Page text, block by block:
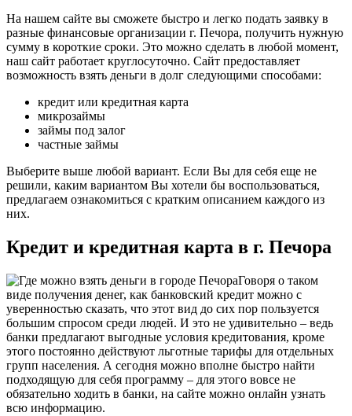
На нашем сайте вы сможете быстро и легко подать заявку в
разные финансовые организации г. Печора, получить нужную
сумму в короткие сроки. Это можно сделать в любой момент,
наш сайт работает круглосуточно. Сайт предоставляет
возможность взять деньги в долг следующими способами:
кредит или кредитная карта
микрозаймы
займы под залог
частные займы
Выберите выше любой вариант. Если Вы для себя еще не
решили, каким вариантом Вы хотели бы воспользоваться,
предлагаем ознакомиться с кратким описанием каждого из
них.
Кредит и кредитная карта в г. Печора
Говоря о таком
виде получения денег, как банковский кредит можно с
уверенностью сказать, что этот вид до сих пор пользуется
большим спросом среди людей. И это не удивительно – ведь
банки предлагают выгодные условия кредитования, кроме
этого постоянно действуют льготные тарифы для отдельных
групп населения. А сегодня можно вполне быстро найти
подходящую для себя программу – для этого вовсе не
обязательно ходить в банки, на сайте можно онлайн узнать
всю информацию.